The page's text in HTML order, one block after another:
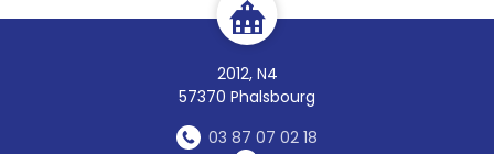
2012, N4
57370 Phalsbourg
03 87 07 02 18